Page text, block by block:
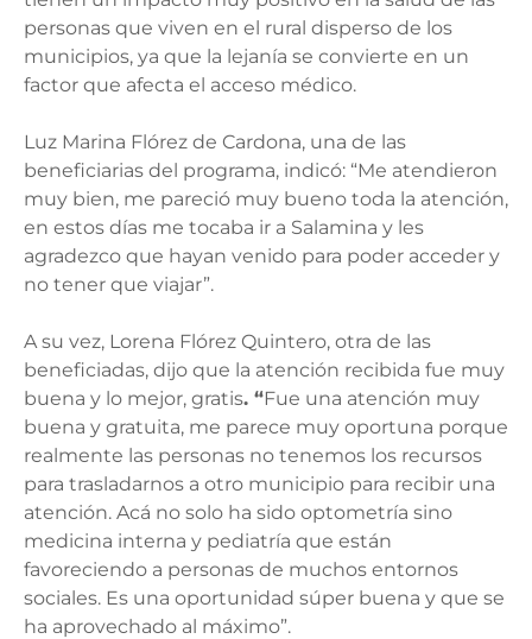
personas que viven en el rural disperso de los
municipios, ya que la lejanía se convierte en un
factor que afecta el acceso médico.
Luz Marina Flórez de Cardona, una de las
beneficiarias del programa, indicó: “Me atendieron
muy bien, me pareció muy bueno toda la atención,
en estos días me tocaba ir a Salamina y les
agradezco que hayan venido para poder acceder y
no tener que viajar”.
A su vez, Lorena Flórez Quintero, otra de las
beneficiadas, dijo que la atención recibida fue muy
buena y lo mejor, gratis. “Fue una atención muy
buena y gratuita, me parece muy oportuna porque
realmente las personas no tenemos los recursos
para trasladarnos a otro municipio para recibir una
atención. Acá no solo ha sido optometría sino
medicina interna y pediatría que están
favoreciendo a personas de muchos entornos
sociales. Es una oportunidad súper buena y que se
ha aprovechado al máximo”.